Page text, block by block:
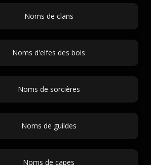
Noms de clans
Noms d'elfes des bois
Noms de sorcières
Noms de guildes
Noms de capes